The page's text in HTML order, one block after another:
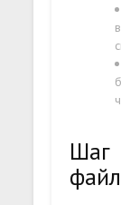
Шаг
файл